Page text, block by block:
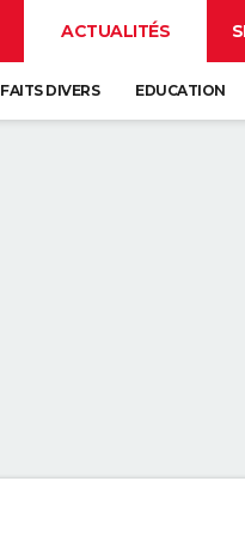
ACTUALITÉS
FAITS DIVERS EDUCATION